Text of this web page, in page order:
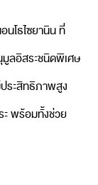
นโธไซยานิน ที่
มูลอิสระชนิดพิเศษ
ระสิทธิภาพสูง
ะ พร้อมทั้งช่วย